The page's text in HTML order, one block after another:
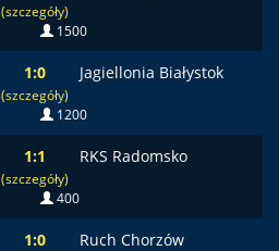
(szczegóły)
1500
1:0
(szczegóły)
Jagiellonia Białystok
1200
1:1
(szczegóły)
RKS Radomsko
400
1:0 Ruch Chorzów